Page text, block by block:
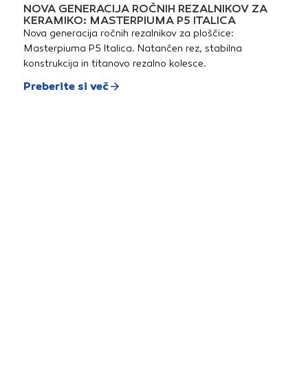
NOVA GENERACIJA ROČNIH REZALNIKOV ZA
KERAMIKO: MASTERPIUMA P5 ITALICA
Nova generacija ročnih rezalnikov za ploščice:
Masterpiuma P5 Italica. Natančen rez, stabilna
konstrukcija in titanovo rezalno kolesce.
Preberite si več